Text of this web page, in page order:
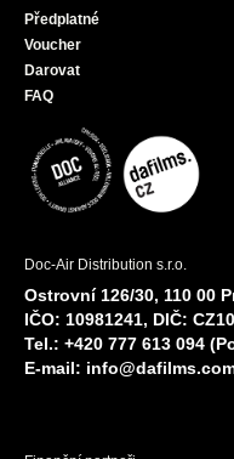
Předplatné
Voucher
Darovat
FAQ
Doc-Air Distribution s.r.o.
Ostrovní 126/30, 110 00
IČO: 10981241, DIČ:
Tel.: +420 777 613 094
E-mail: